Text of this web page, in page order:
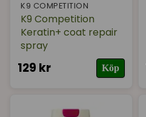
K9 COMPETITION
K9 Competition
Keratin+ coat repair
spray
129 kr Köp